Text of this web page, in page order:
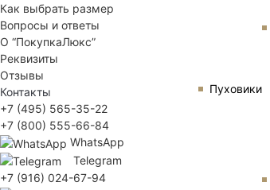
Пуховики
Как выбрать размер
Вопросы и ответы
О “ПокупкаЛюкс”
Реквизиты
Отзывы
Контакты
+7 (495) 565-35-22
+7 (800) 555-66-84
WhatsApp
Telegram
+7 (916) 024-67-94